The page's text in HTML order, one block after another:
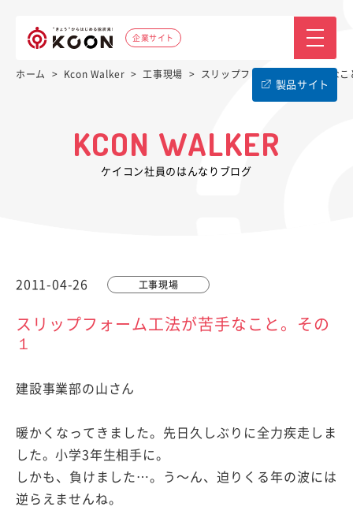
企業サイト
製品サイト
ホーム > Kcon Walker > 工事現場 > スリップフォーム工法が苦手なこ
KCON WALKER
ケイコン社員のはんなりブログ
2011-04-26 工事現場
スリップフォーム工法が苦手なこと。その
１
建設事業部の山さん
暖かくなってきました。先日久しぶりに全力疾走しま
した。小学3年生相手に。
しかも、負けました…。う〜ん、迫りくる年の波には
逆らえませんね。